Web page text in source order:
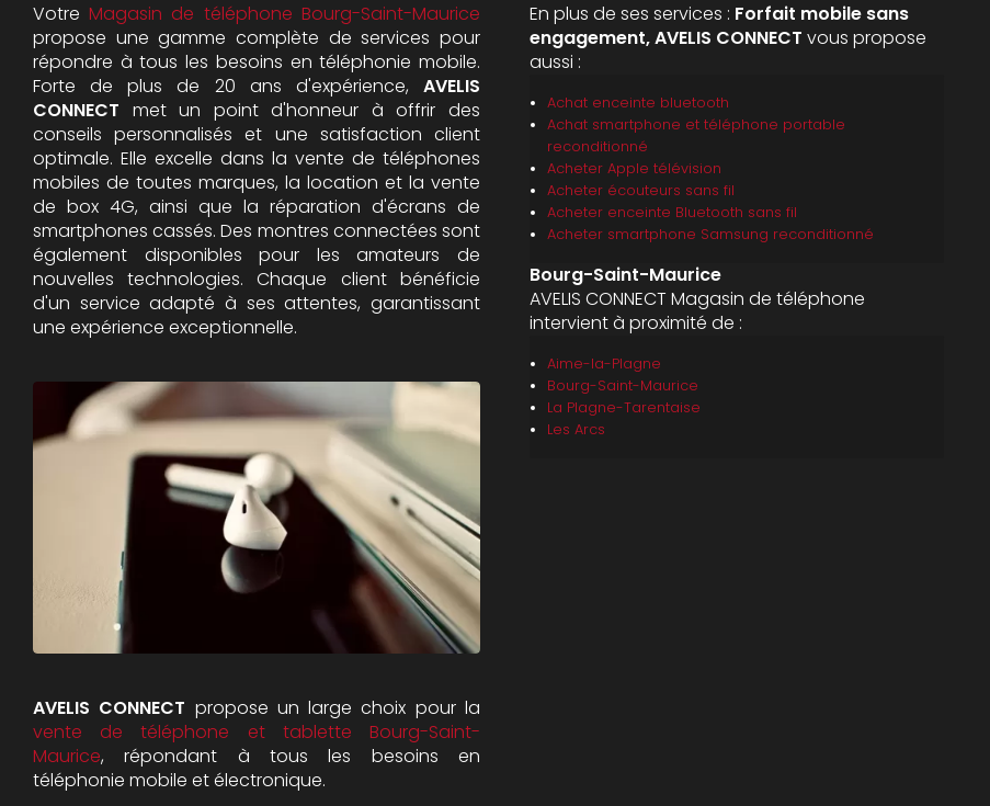
Votre Magasin de téléphone Bourg-Saint-Maurice
propose une gamme complète de services pour
répondre à tous les besoins en téléphonie mobile.
Forte de plus de 20 ans d'expérience, AVELIS
CONNECT met un point d'honneur à offrir des
conseils personnalisés et une satisfaction client
optimale. Elle excelle dans la vente de téléphones
mobiles de toutes marques, la location et la vente
de box 4G, ainsi que la réparation d'écrans de
smartphones cassés. Des montres connectées sont
également disponibles pour les amateurs de
nouvelles technologies. Chaque client bénéficie
d'un service adapté à ses attentes, garantissant
une expérience exceptionnelle.
AVELIS CONNECT propose un large choix pour la
vente de téléphone et tablette Bourg-Saint-
Maurice, répondant à tous les besoins en
téléphonie mobile et électronique.
En plus de ses services : Forfait mobile sans
engagement, AVELIS CONNECT vous propose
aussi :
Achat enceinte bluetooth
Achat smartphone et téléphone portable
reconditionné
Acheter Apple télévision
Acheter écouteurs sans fil
Acheter enceinte Bluetooth sans fil
Acheter smartphone Samsung reconditionné
Bourg-Saint-Maurice
AVELIS CONNECT Magasin de téléphone
intervient à proximité de :
Aime-la-Plagne
Bourg-Saint-Maurice
La Plagne-Tarentaise
Les Arcs